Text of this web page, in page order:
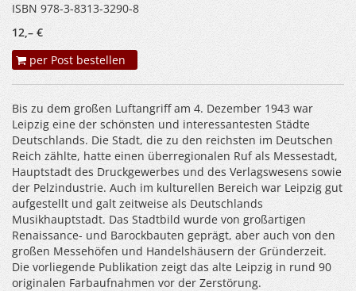
ISBN 978-3-8313-3290-8
12,– €
per Post bestellen
Bis zu dem großen Luftangriff am 4. Dezember 1943 war
Leipzig eine der schönsten und interessantesten Städte
Deutschlands. Die Stadt, die zu den reichsten im Deutschen
Reich zählte, hatte einen überregionalen Ruf als Messestadt,
Hauptstadt des Druckgewerbes und des Verlagswesens sowie
der Pelzindustrie. Auch im kulturellen Bereich war Leipzig gut
aufgestellt und galt zeitweise als Deutschlands
Musikhauptstadt. Das Stadtbild wurde von großartigen
Renaissance- und Barockbauten geprägt, aber auch von den
großen Messehöfen und Handelshäusern der Gründerzeit.
Die vorliegende Publikation zeigt das alte Leipzig in rund 90
originalen Farbaufnahmen vor der Zerstörung.